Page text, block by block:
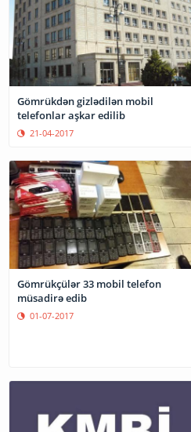
Gömrükdən gizlədilən mobil
telefonlar aşkar edilib
21-04-2017
Gömrükçülər 33 mobil telefon
müsadirə edib
01-07-2017